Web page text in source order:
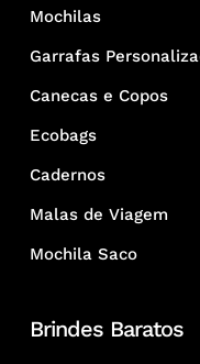
Mochilas
Garrafas
Canecas e Copos
Ecobags
Cadernos
Malas de Viagem
Mochila Saco
Brindes Baratos